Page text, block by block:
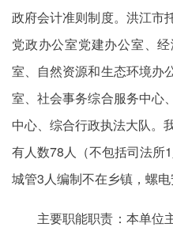
政府会计准则制度。洪江市
党政办公室党建办公室、
室、自然资源和生态环境办
室、社会事务综合服务中心
中心、综合行政执法大队。
有人数78人（不包括司法所
城管3人编制不在乡镇，螺电
主要职能职责：本单位